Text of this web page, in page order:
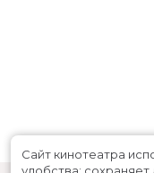
Сайт кинотеатра